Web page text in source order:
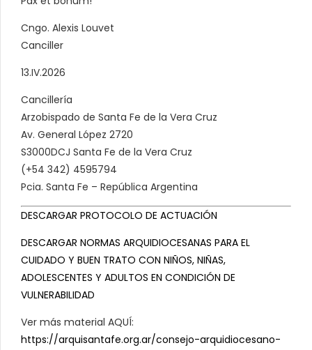
Cngo. Alexis Louvet
Canciller
13.IV.2026
Cancillería
Arzobispado de Santa Fe de la Vera Cruz
Av. General López 2720
S3000DCJ Santa Fe de la Vera Cruz
(+54 342) 4595794
Pcia. Santa Fe – República Argentina
DESCARGAR PROTOCOLO DE ACTUACIÓN
DESCARGAR NORMAS ARQUIDIOCESANAS PARA EL
CUIDADO Y BUEN TRATO CON NIÑOS, NIÑAS,
ADOLESCENTES Y ADULTOS EN CONDICIÓN DE
VULNERABILIDAD
Ver más material AQUÍ:
https://arquisantafe.org.ar/consejo-arquidiocesano-